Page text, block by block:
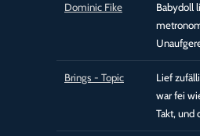
Dominic Fike
Babydoll
Brings - Topic
Lief
war fei
Takt, und